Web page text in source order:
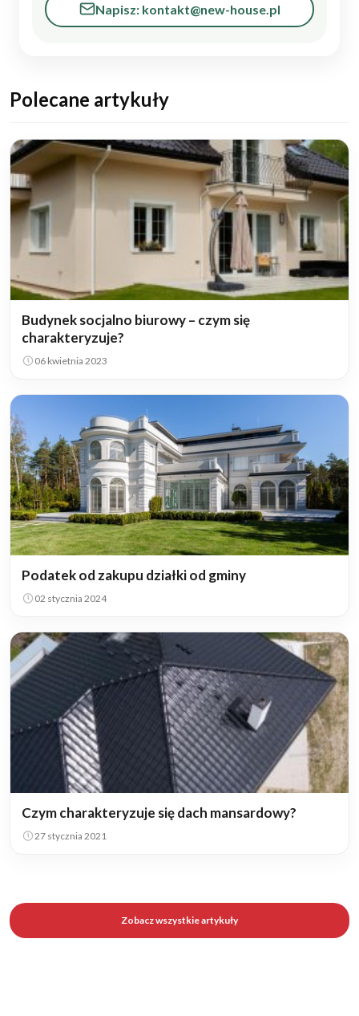
Napisz: kontakt@new-house.pl
Polecane artykuły
Budynek socjalno biurowy – czym się
charakteryzuje?
06 kwietnia 2023
Podatek od zakupu działki od gminy
02 stycznia 2024
Czym charakteryzuje się dach mansardowy?
27 stycznia 2021
Zobacz wszystkie artykuły